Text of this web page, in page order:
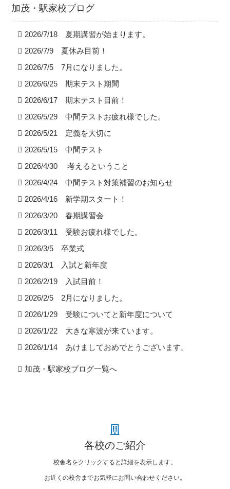
加茂・駅家校ブログ
2026/7/18 夏期講習が始まります。
2026/7/9 夏休み目前！
2026/7/5 7月になりました。
2026/6/25 期末テスト期間
2026/6/17 期末テスト目前！
2026/5/29 中間テストお疲れ様でした。
2026/5/21 定義を大切に
2026/5/15 中間テスト
2026/4/30 考えるということ
2026/4/24 中間テスト対策補習のお知らせ
2026/4/16 新学期スタート！
2026/3/20 春期講習会
2026/3/11 受験お疲れ様でした。
2026/3/5 卒業式
2026/3/1 入試と新年度
2026/2/19 入試目前！
2026/2/5 2月になりました。
2026/1/29 受験についてと新年度について
2026/1/22 大きな寒波が来ています。
2026/1/14 あけましておめでとうございます。
加茂・駅家校ブログ一覧へ
各校のご紹介
校舎名をクリックすると詳細を表示します。
お近くの校舎までお気軽にお問い合わせください。